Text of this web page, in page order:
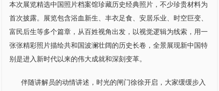
本次展览精选中国照片档案馆珍藏历史经典照片，不少珍贵材料为
首次披露。展览包含浴血新生、丰衣足食、安居乐业、时空巨变、
富民后生等多个篇章，从百姓视角出发，以视觉逻辑为线索，用一
张张精彩照片描绘共和国波澜壮阔的历史长卷，全景展现新中国特
别是进入新时代以来的伟大成就和深刻变革。
伴随讲解员的动情讲述，时光的闸门徐徐开启，大家缓缓步入